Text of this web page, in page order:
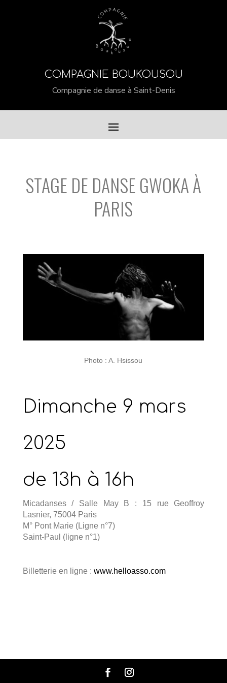
COMPAGNIE BOUKOUSOU
Compagnie de danse à Saint-Denis
STAGE DE DANSE GWOKA À
PARIS
Photo : A. Hsissou
Dimanche 9 mars
2025
de 13h à 16h
Micadanses / Salle May B : 15 rue Geoffroy
Lasnier, 75004 Paris
M° Pont Marie (Ligne n°7)
Saint-Paul (ligne n°1)
Billetterie en ligne : www.helloasso.com